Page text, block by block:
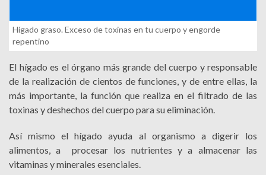
Hígado graso. Exceso de toxinas en tu cuerpo y engorde
repentino
El hígado es el órgano más grande del cuerpo y responsable
de la realización de cientos de funciones, y de entre ellas, la
más importante, la función que realiza en el filtrado de las
toxinas y deshechos del cuerpo para su eliminación.
Así mismo el hígado ayuda al organismo a digerir los
alimentos, a procesar los nutrientes y a almacenar las
vitaminas y minerales esenciales.